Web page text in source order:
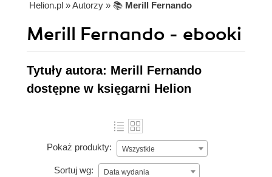
Helion.pl » Autorzy » 📚 Merill Fernando
Merill Fernando - ebooki
Tytuły autora: Merill Fernando
dostępne w księgarni Helion
Pokaż produkty: Wszystkie
Sortuj wg: Data wydania